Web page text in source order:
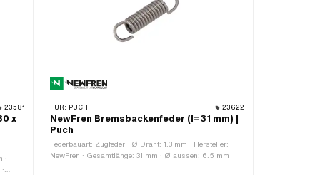
23581
x
·
FÜR: PUCH 23622
NewFren Bremsbackenfeder (l=31 mm) |
Puch
Federbauart: Zugfeder · Ø Draht: 1.3 mm · Hersteller:
NewFren · Gesamtlänge: 31 mm · Ø aussen: 6.5 mm